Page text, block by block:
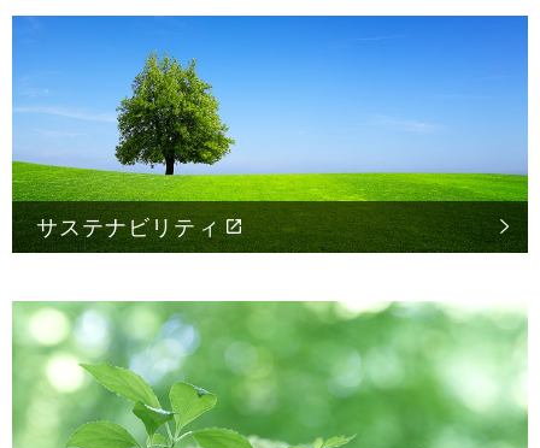
サステナビリティ